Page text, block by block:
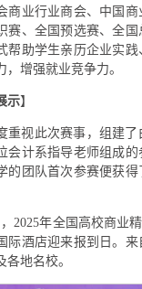
商业行业商会、中国
赛、全国预选赛、全
帮助学生亲历企业实
，增强就业竞争力。
示】
重视此次赛事，组建
会计系指导老师组成
的团队首次参赛便获
2025年全国高校商业
际酒店迎来报到日。
各地名校。